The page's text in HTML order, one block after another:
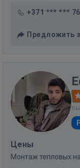
+371 *** *** 76
Предложить
Цены
Монтаж тепловых